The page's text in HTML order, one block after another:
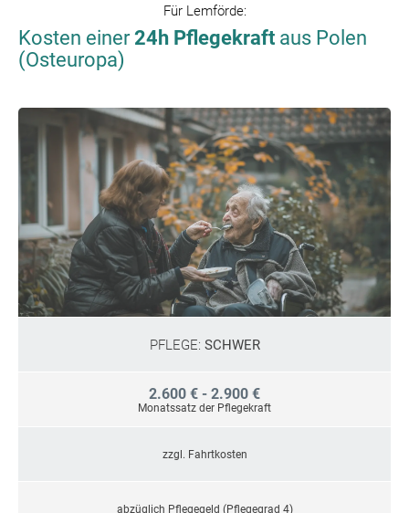
Für Lemförde:
Kosten einer24h Pflegekraft aus Polen
(Osteuropa)
PFLEGE: SCHWER
2.600 € - 2.900 €
Monatssatz der Pflegekraft
zzgl. Fahrtkosten
abzüglich Pflegegeld (Pflegegrad 4)